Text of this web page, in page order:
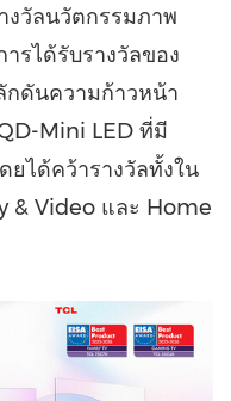
งวัลนวัตกรรมภาพ
รได้รับรางวัลของ
กดันความก้าวหน้า
Mini LED ที่มี
ยได้คว้ารางวัลทั้งใน
& Video และ Home